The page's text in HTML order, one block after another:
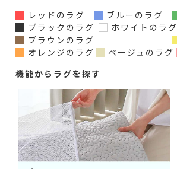
レッドのラグ ブルーのラグ
ブラックのラグ
ホワイトのラグ
ブラウンのラグ
オレンジのラグ
ベージュのラグ
機能からラグを探す